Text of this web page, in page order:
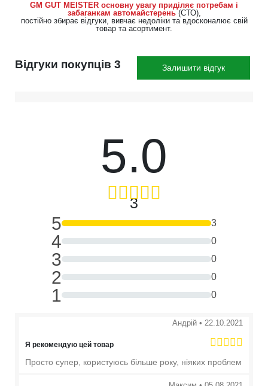
GM GUT MEISTER основну увагу приділяє потребам і
забаганкам автомайстерень (СТО),
постійно збирає відгуки, вивчає недоліки та вдосконалює свій
товар та асортимент.
Відгуки покупців 3 Залишити відгук
5.0
3
5 3
4 0
3 0
2 0
1 0
Андрій • 22.10.2021
Я рекомендую цей товар
Просто супер, користуюсь більше року, ніяких проблем